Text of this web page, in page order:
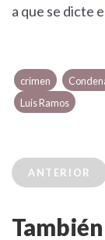
a que se dicte
crimen
Luis Ramos
ANTERIOR